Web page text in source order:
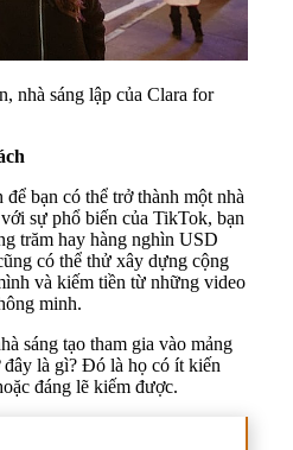
nhà sáng lập của Clara for
bạn có thể trở thành một nhà
sự phổ biến của TikTok, bạn
trăm hay hàng nghìn USD
có thể thử xây dựng cộng
và kiếm tiền từ những video
minh.
sáng tạo tham gia vào mảng
là gì? Đó là họ có ít kiến
đáng lẽ kiếm được.